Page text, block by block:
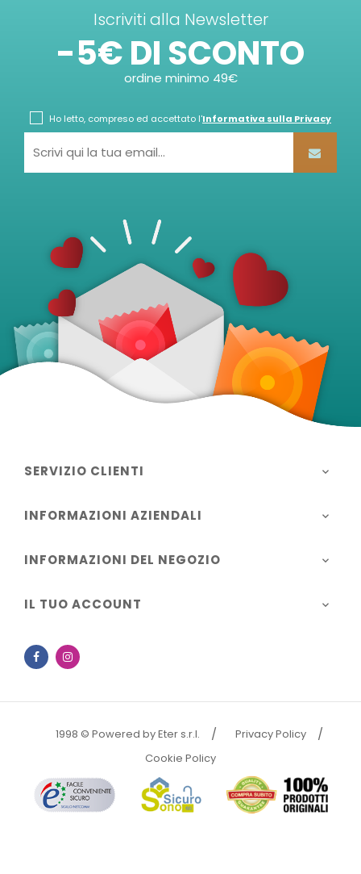
Iscriviti alla Newsletter
-5€ DI SCONTO
ordine minimo 49€
Ho letto, compreso ed accettato l'Informativa sulla Privacy
SERVIZIO CLIENTI 
INFORMAZIONI AZIENDALI 
INFORMAZIONI DEL NEGOZIO 
IL TUO ACCOUNT 
Facebook
1998 © Powered by Eter s.r.l.
Privacy Policy
Cookie Policy